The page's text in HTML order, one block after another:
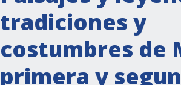
tradiciones y
costumbres de
primera y